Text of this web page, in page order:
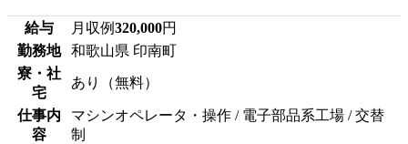
給与 月収例320,000円
勤務地
和歌山県 印南町
寮・社
宅
あり（無料）
仕事内
容
マシンオペレータ・操作 / 電子部品系工場 / 交替
制